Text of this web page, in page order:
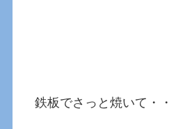
鉄板でさっと焼いて・・